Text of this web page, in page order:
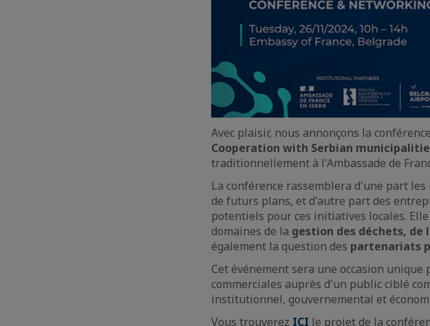
Avec plaisir, nous annonçons la conférence
Cooperation with Serbian
traditionnellement à l'Ambassade de
La conférence rassemblera d'une part
de futurs plans, et d'autre part des
potentiels pour ces initiatives locales.
domaines de la gestion des déchets,
également la question des partenariats
Cet événement sera une occasion
commerciales auprès d'un public ciblé
institutionnel, gouvernemental et
Vous trouverez ICI le projet de la